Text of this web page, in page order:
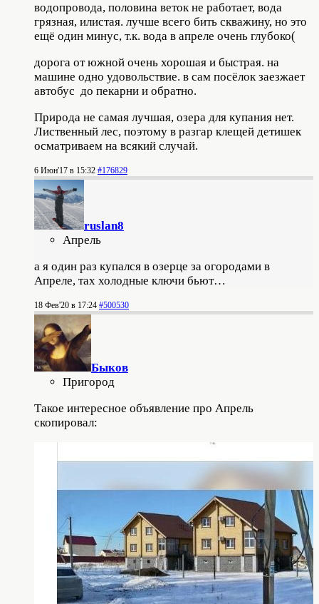
водопровода, половина веток не работает, вода
грязная, илистая. лучше всего бить скважину, но это
ещё один минус, т.к. вода в апреле очень глубоко(
дорога от южной очень хорошая и быстрая. на
машине одно удовольствие. в сам посёлок заезжает
автобус до пекарни и обратно.
Природа не самая лучшая, озера для купания нет.
Лиственный лес, поэтому в разгар клещей детишек
осматриваем на всякий случай.
6 Июн'17 в 15:32 #176829
ruslan8
Апрель
а я один раз купался в озерце за огородами в
Апреле, тах холодные ключи бьют…
18 Фев'20 в 17:24 #500530
Быков
Пригород
Такое интересное объявление про Апрель
скопировал: